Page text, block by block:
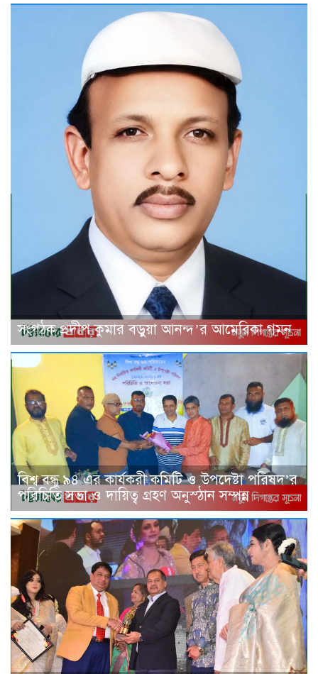
সংগঠক প্রদীপ কুমার বড়ুয়া আনন্দ’র আমেরিকা গমন
বিশ্ব বন্ধু ৯৪ এর কার্যকরী কমিটি ও উপদেষ্টা পরিষদ’র
পরিচিতি সভা ও দায়িত্ব গ্রহণ অনুস্ঠান সম্পন্ন